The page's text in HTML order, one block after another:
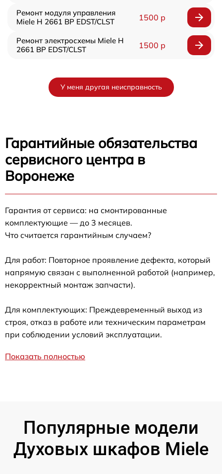
Ремонт модуля управления
Miele H 2661 BP EDST/CLST
1500 р
Ремонт электросхемы Miele H
2661 BP EDST/CLST
1500 р
У меня другая неисправность
Гарантийные обязательства
сервисного центра в
Воронеже
Гарантия от сервиса: на смонтированные
комплектующие — до 3 месяцев.
Что считается гарантийным случаем?
Для работ: Повторное проявление дефекта, который
напрямую связан с выполненной работой (например,
некорректный монтаж запчасти).
Для комплектующих: Преждевременный выход из
строя, отказ в работе или техническим параметрам
при соблюдении условий эксплуатации.
Показать полностью
Популярные модели
Духовых шкафов Miele